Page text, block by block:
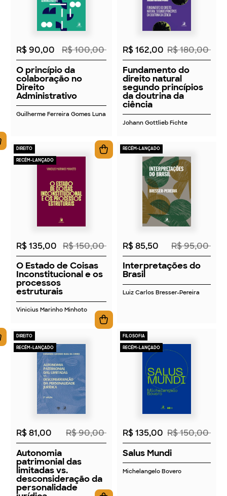
R$ 90,00
R$ 100,00
O princípio da
colaboração no
Direito
Administrativo
Guilherme Ferreira Gomes Luna
R$ 162,00 R$ 180,00
Fundamento do
direito natural
segundo princípios
da doutrina da
ciência
Johann Gottlieb Fichte
DIREITO
RECÉM-LANÇADO
2026
R$ 135,00 R$ 150,00
O Estado de Coisas
Inconstitucional e os
processos
estruturais
Vinicius Marinho Minhoto
RECÉM-LANÇADO
2026
R$ 85,50
R$ 95,00
Interpretações do
Brasil
Luiz Carlos Bresser-Pereira
DIREITO
RECÉM-LANÇADO
2026
R$ 81,00
R$ 90,00
Autonomia
patrimonial das
limitadas vs.
desconsideração da
personalidade
FILOSOFIA
RECÉM-LANÇADO
2026
R$ 135,00 R$ 150,00
Salus Mundi
Michelangelo Bovero